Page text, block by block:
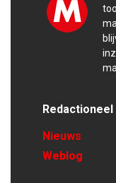
Redactioneel
Nieuws
Weblog